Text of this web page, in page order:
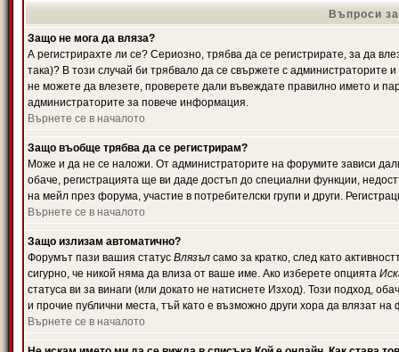
Въпроси
Защо не мога да вляза?
А регистрирахте ли се? Сериозно, трябва да се регистрирате, за да
така)? В този случай би трябвало да се свържете с администраторите
не можете да влезете, проверете дали въвеждате правилно името и
администраторите за повече информация.
Върнете се в началото
Защо въобще трябва да се регистрирам?
Може и да не се наложи. От администраторите на форумите зависи
обаче, регистрацията ще ви даде достъп до специални функции,
на мейл през форума, участие в потребителски групи и други.
Върнете се в началото
Защо излизам автоматично?
Форумът пази вашия статус Влязъл само за кратко, след като
сигурно, че никой няма да влиза от ваше име. Ако изберете опцията
статуса ви за винаги (или докато не натиснете Изход). Този подход,
и прочие публични места, тъй като е възможно други хора да влязат
Върнете се в началото